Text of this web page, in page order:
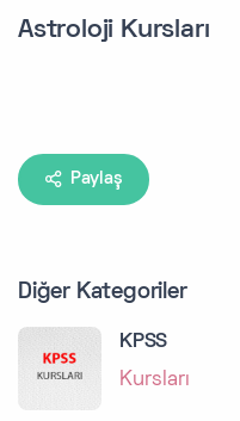
Astroloji Kursları
Paylaş
Diğer Kategoriler
KPSS
Kursları